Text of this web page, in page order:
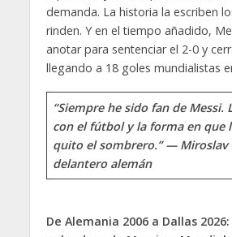
demanda. La historia la escriben
rinden. Y en el tiempo añadido,
anotar para sentenciar el 2-0 y
llegando a 18 goles mundialistas
“Siempre he sido fan de Messi.
con el fútbol y la forma en que
quito el sombrero.” — Miroslav
delantero alemán
De Alemania 2006 a Dallas